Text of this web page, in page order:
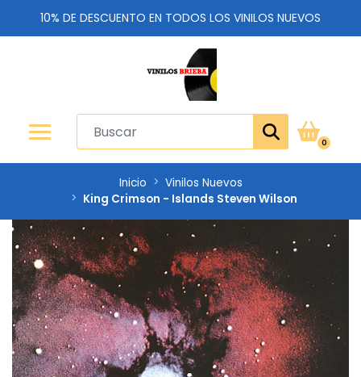
10% DE DESCUENTO EN TODOS LOS VINILOS NUEVOS
0
Inicio
Vinilos Nuevos
King Crimson - Islands Steven Wilson